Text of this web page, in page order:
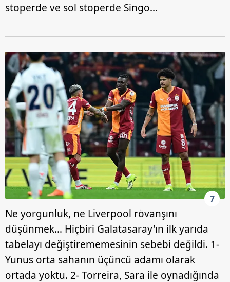
stoperde ve sol stoperde Singo…
7
Ne yorgunluk, ne Liverpool rövanşını
düşünmek… Hiçbiri Galatasaray'ın ilk yarıda
tabelayı değiştirememesinin sebebi değildi. 1-
Yunus orta sahanın üçüncü adamı olarak
ortada yoktu. 2- Torreira, Sara ile oynadığında